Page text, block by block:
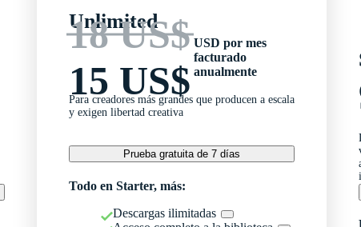
Unlimited
18 US$
15 US$
USD por mes
facturado
anualmente
Para creadores más grandes que producen a escala
y exigen libertad creativa
Prueba gratuita de 7 días
Todo en Starter, más:
Descargas ilimitadas